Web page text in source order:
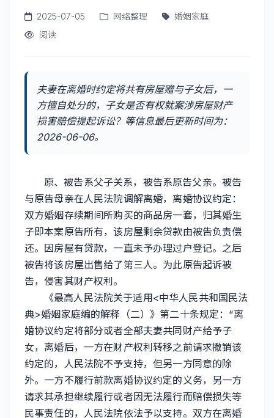
2025-07-05 网络整理
婚姻家庭
阅读
夫妻在离婚时约定将共有房屋赠与子女后，一
方擅自处分的，子女是否有权就案涉房屋财产
损害赔偿提起诉讼？等信息最后更新时间为：
2026-06-06。
原、被告系父子关系，被告系原告父亲。被告
与原告母亲在人民法院调解离婚，离婚协议约定：
双方婚姻存续期间所购买的商品房一套，归其婚生
子即本案原告所有，该房屋剩余贷款由被告负责偿
还。因房屋有贷款，一直未予办理过户登记。之后
被告将该房屋出售给了第三人。为此原告起诉被
告，侵害其财产权利。
《最高人民法院关于适用<中华人民共和国民法
典>婚姻家庭编的解释（二）》第二十条规定：“离
婚协议约定将部分或者全部夫妻共同财产给予子
女，离婚后，一方在财产权利转移之前请求撤销该
约定的，人民法院不予支持，但另一方同意的除
外。一方不履行前款离婚协议约定的义务，另一方
请求其承担继续履行或者因无法履行而赔偿损失等
民事责任的，人民法院依法予以支持。双方在离婚